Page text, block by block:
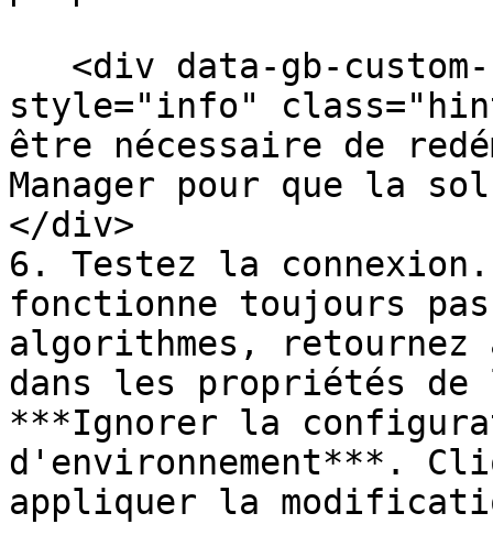
style="info"
être nécessaire de
Manager pour que la
</div>
6. Testez la
fonctionne toujours
algorithmes,
dans les propriétés
***Ignorer la
d'environnement***.
appliquer la